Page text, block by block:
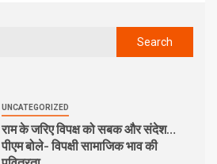
UNCATEGORIZED
राम के जरिए विपक्ष को सबक और संदेश…
पीएम बोले- विपक्षी सामाजिक भाव की